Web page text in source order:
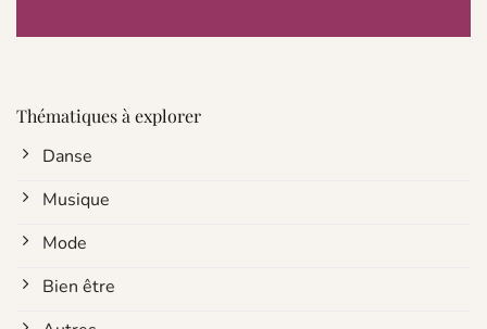
Thématiques à explorer
Danse
Musique
Mode
Bien être